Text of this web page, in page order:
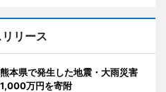
リース
本県で発生した地震・大雨災害
万円を寄附